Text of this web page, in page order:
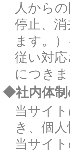
人から
停止、
ます。
従い対
につき
◆社内体制
当サイ
き、個
当サイ